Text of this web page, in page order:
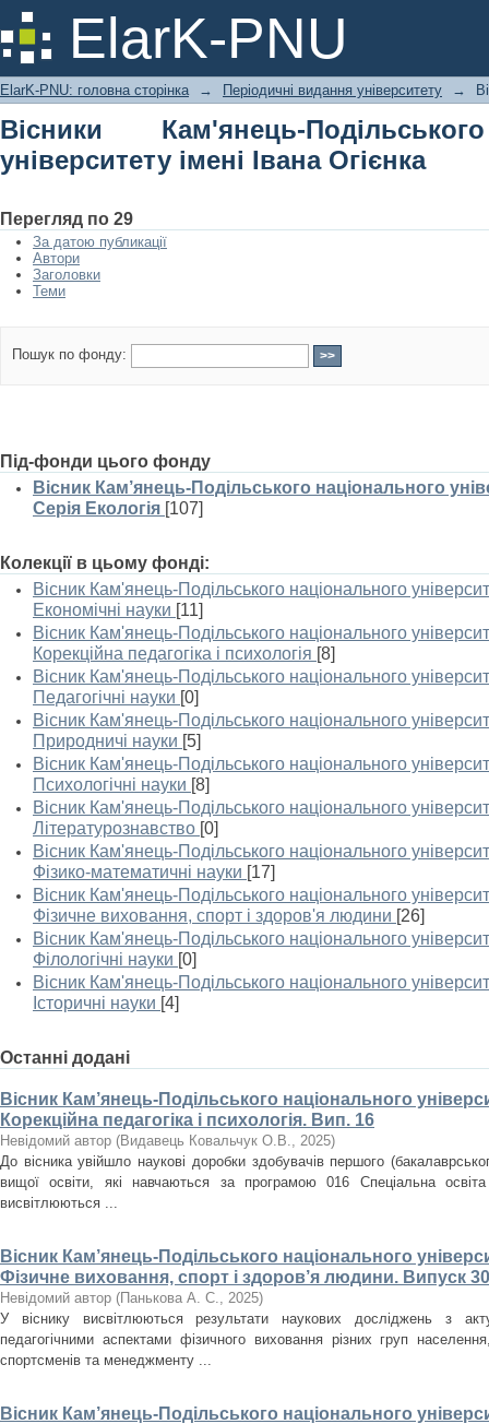
ElarK-PNU
Вісники Кам'янець-Подільського
Огієнка
ElarK-PNU: головна сторінка → Періодичні видання університету →
Вісники Кам'янець-
університету імені Івана Огієнка
Перегляд по 29
За датою публикації
Автори
Заголовки
Теми
Пошук по фонду:
Під-фонди цього фонду
Вісник Кам’янець-Подільського національного
Серія Екологія [107]
Колекції в цьому фонді:
Вісник Кам'янець-Подільського національного
Економічні науки [11]
Вісник Кам'янець-Подільського національного
Корекційна педагогіка і психологія [8]
Вісник Кам'янець-Подільського національного
Педагогічні науки [0]
Вісник Кам'янець-Подільського національного
Природничі науки [5]
Вісник Кам'янець-Подільського національного
Психологічні науки [8]
Вісник Кам'янець-Подільського національного
Літературознавство [0]
Вісник Кам'янець-Подільського національного
Фізико-математичні науки [17]
Вісник Кам'янець-Подільського національного
Фізичне виховання, спорт і здоров'я людини [26]
Вісник Кам'янець-Подільського національного
Філологічні науки [0]
Вісник Кам'янець-Подільського національного
Історичні науки [4]
Останні додані
Вісник Кам’янець-Подільського національного
Корекційна педагогіка і психологія. Вип. 16
Невідомий автор (Видавець Ковальчук О.В., 2025)
До вісника увійшло наукові доробки здобувачів першого
вищої освіти, які навчаються за програмою 016 Спеціальна
висвітлюються ...
Вісник Кам’янець-Подільського національного
Фізичне виховання, спорт і здоров’я людини. Випуск
Невідомий автор (Панькова А. С., 2025)
У віснику висвітлюються результати наукових досліджень з
педагогічними аспектами фізичного виховання різних груп населення,
спортсменів та менеджменту ...
Вісник Кам’янець-Подільського національного